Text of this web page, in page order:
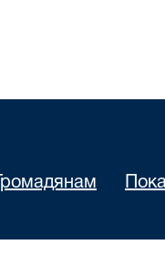
Громадянам